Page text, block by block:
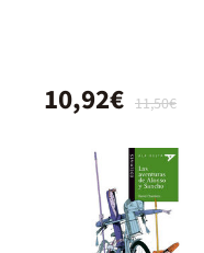
11,50€
10,92€